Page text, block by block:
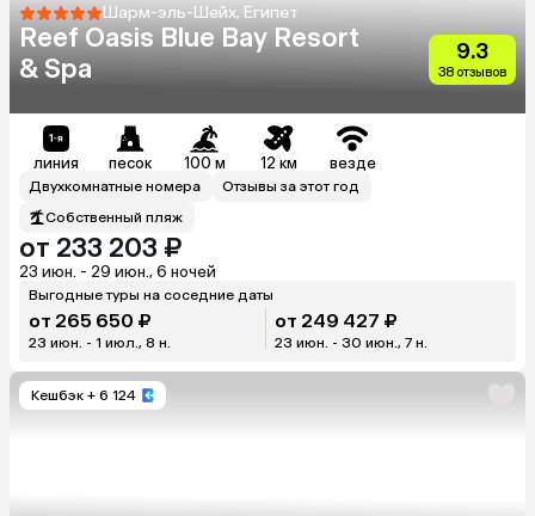
Шарм-эль-Шейх, Египет
Reef Oasis Blue Bay Resort
& Spa
9.3
38 отзывов
линия песок 100 м 12 км везде
Двухкомнатные номера
Отзывы за этот год
Собственный пляж
от 233 203 ₽
23 июн. - 29 июн., 6 ночей
Выгодные туры на соседние даты
от 265 650 ₽
23 июн. - 1 июл., 8 н.
от 249 427 ₽
23 июн. - 30 июн., 7 н.
Кешбэк + 6 124